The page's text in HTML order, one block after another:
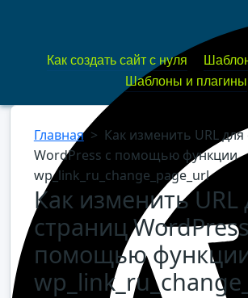
Как создать сайт с нуля
Шаблоны и плагины
Главная> Как изменить URL
WordPress с помощью функции
wp_link_ru_change_page_url
Как изменить URL
страниц
помощью